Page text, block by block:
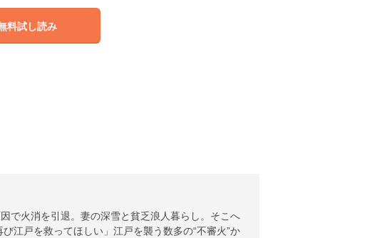
料試し読み
で火消を引退。妻の深雪と貧乏浪人暮らし。そこへ
江戸を救ってほしい」江戸を襲う数多の“不審火”か